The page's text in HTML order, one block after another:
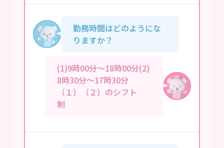
勤務時間はどのようにな
りますか？
(1)9時00分～18時00分(2)
8時30分～17時30分
（１）（２）のシフト
制